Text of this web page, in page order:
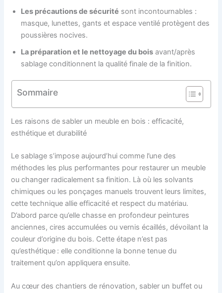
Les précautions de sécurité sont incontournables :
masque, lunettes, gants et espace ventilé protègent des
poussières nocives.
La préparation et le nettoyage du bois avant/après
sablage conditionnent la qualité finale de la finition.
Sommaire
Les raisons de sabler un meuble en bois : efficacité,
esthétique et durabilité
Le sablage s’impose aujourd’hui comme l’une des
méthodes les plus performantes pour restaurer un meuble
ou changer radicalement sa finition. Là où les solvants
chimiques ou les ponçages manuels trouvent leurs limites,
cette technique allie efficacité et respect du matériau.
D’abord parce qu’elle chasse en profondeur peintures
anciennes, cires accumulées ou vernis écaillés, dévoilant la
couleur d’origine du bois. Cette étape n’est pas
qu’esthétique : elle conditionne la bonne tenue du
traitement qu’on appliquera ensuite.
Au cœur des chantiers de rénovation, sabler un buffet ou